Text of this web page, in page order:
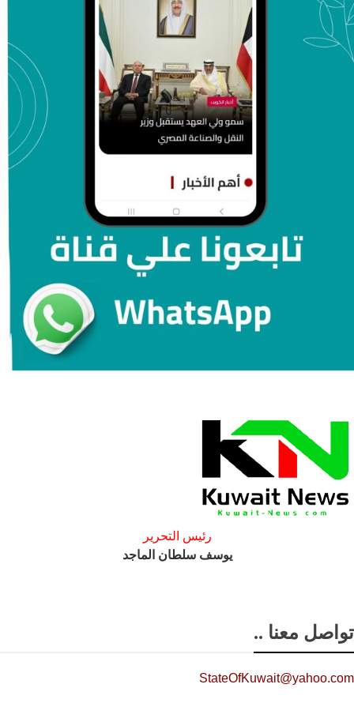
رئيس التحرير
يوسف سلطان الماجد
تواصل معنا ..
StateOfKuwait@yahoo.com